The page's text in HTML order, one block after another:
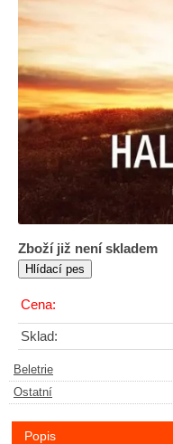
Zboží již není skladem
Cena:
Sklad:
Beletrie
Ostatní
Popis